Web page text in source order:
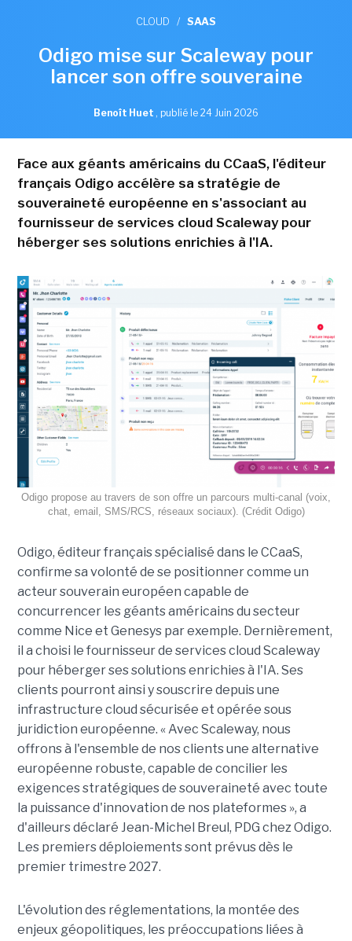
CLOUD / SAAS
Odigo mise sur Scaleway pour
lancer son offre souveraine
Benoît Huet , publié le 24 Juin 2026
Face aux géants américains du CCaaS, l'éditeur
français Odigo accélère sa stratégie de
souveraineté européenne en s'associant au
fournisseur de services cloud Scaleway pour
héberger ses solutions enrichies à l'IA.
Odigo propose au travers de son offre un parcours multi-canal (voix,
chat, email, SMS/RCS, réseaux sociaux). (Crédit Odigo)
Odigo, éditeur français spécialisé dans le CCaaS,
confirme sa volonté de se positionner comme un
acteur souverain européen capable de
concurrencer les géants américains du secteur
comme Nice et Genesys par exemple. Dernièrement,
il a choisi le fournisseur de services cloud Scaleway
pour héberger ses solutions enrichies à l'IA. Ses
clients pourront ainsi y souscrire depuis une
infrastructure cloud sécurisée et opérée sous
juridiction européenne. « Avec Scaleway, nous
offrons à l'ensemble de nos clients une alternative
européenne robuste, capable de concilier les
exigences stratégiques de souveraineté avec toute
la puissance d'innovation de nos plateformes », a
d'ailleurs déclaré Jean-Michel Breul, PDG chez Odigo.
Les premiers déploiements sont prévus dès le
premier trimestre 2027.
L'évolution des réglementations, la montée des
enjeux géopolitiques, les préoccupations liées à